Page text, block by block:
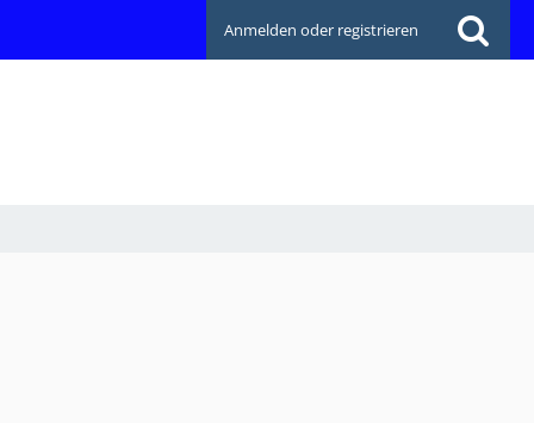
Anmelden oder registrieren